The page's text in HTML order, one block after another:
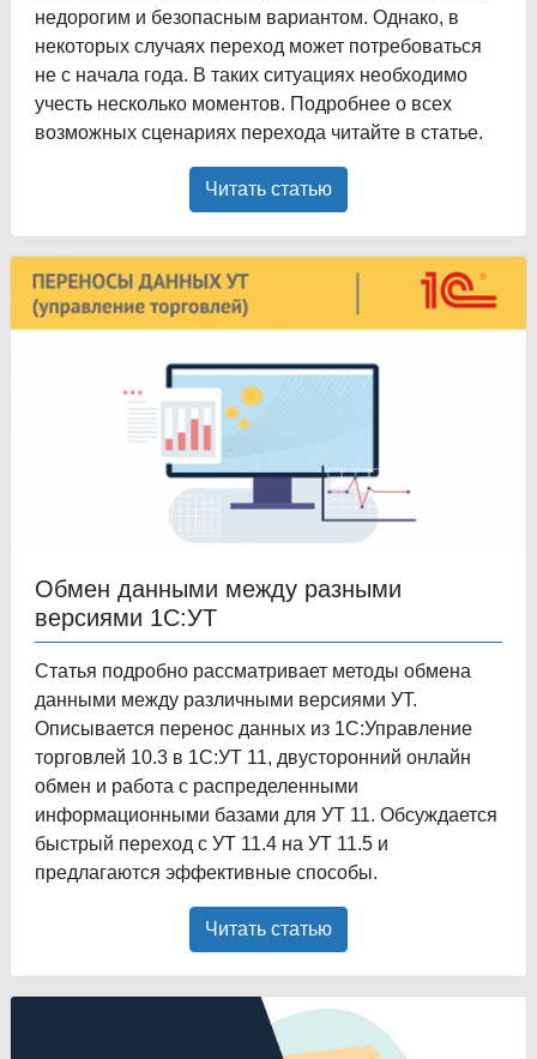
недорогим и безопасным вариантом. Однако, в
некоторых случаях переход может потребоваться
не с начала года. В таких ситуациях необходимо
учесть несколько моментов. Подробнее о всех
возможных сценариях перехода читайте в статье.
Читать статью
Обмен данными между разными
версиями 1С:УТ
Статья подробно рассматривает методы обмена
данными между различными версиями УТ.
Описывается перенос данных из 1С:Управление
торговлей 10.3 в 1С:УТ 11, двусторонний онлайн
обмен и работа с распределенными
информационными базами для УТ 11. Обсуждается
быстрый переход с УТ 11.4 на УТ 11.5 и
предлагаются эффективные способы.
Читать статью